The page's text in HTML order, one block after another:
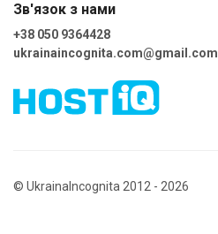
Зв'язок з нами
+38 050 9364428
ukrainaincognita.com@gmail.com
© UkrainaIncognita 2012 - 2026